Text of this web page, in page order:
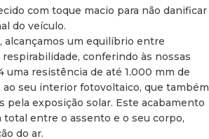
com toque macio para não danificar
do veículo.
alcançamos um equilíbrio entre
conferindo às nossas
uma resistência de até 1.000 mm de
ao seu interior fotovoltaico, que também
​​pela exposição solar. Este acabamento
total entre o assento e o seu corpo,
do ar.